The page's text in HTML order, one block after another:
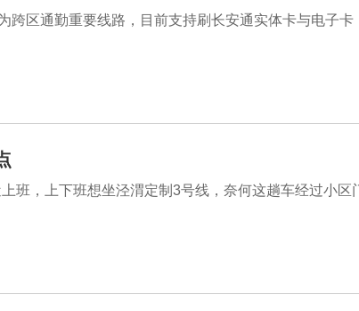
区通勤重要线路，目前支持刷长安通实体卡与电子卡
班，上下班想坐泾渭定制3号线，奈何这趟车经过小区